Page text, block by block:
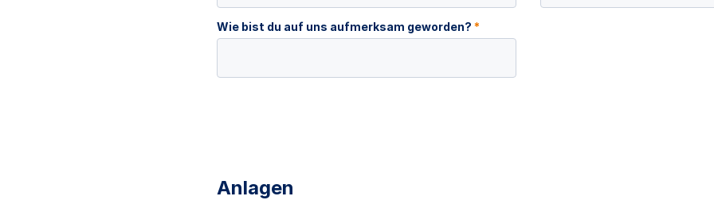
Wie bist du auf uns aufmerksam geworden? *
Anlagen